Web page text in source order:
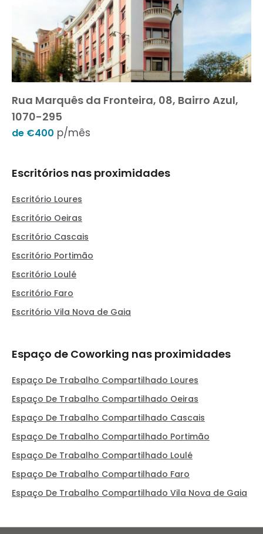
Rua Marquês da Fronteira, 08, Bairro Azul,
1070-295
de €400 p/mês
Escritórios nas proximidades
Escritório Loures
Escritório Oeiras
Escritório Cascais
Escritório Portimão
Escritório Loulé
Escritório Faro
Escritório Vila Nova de Gaia
Espaço de Coworking nas proximidades
Espaço De Trabalho Compartilhado Loures
Espaço De Trabalho Compartilhado Oeiras
Espaço De Trabalho Compartilhado Cascais
Espaço De Trabalho Compartilhado Portimão
Espaço De Trabalho Compartilhado Loulé
Espaço De Trabalho Compartilhado Faro
Espaço De Trabalho Compartilhado Vila Nova de Gaia